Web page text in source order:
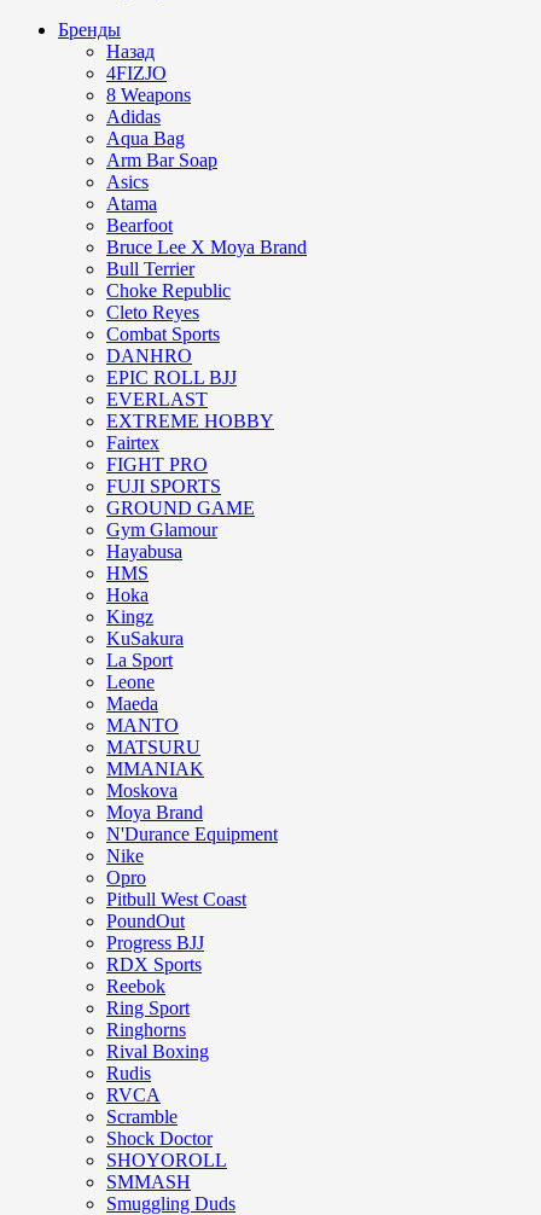
Бренды
Назад
4FIZJO
8 Weapons
Adidas
Aqua Bag
Arm Bar Soap
Asics
Atama
Bearfoot
Bruce Lee X Moya Brand
Bull Terrier
Choke Republic
Cleto Reyes
Combat Sports
DANHRO
EPIC ROLL BJJ
EVERLAST
EXTREME HOBBY
Fairtex
FIGHT PRO
FUJI SPORTS
GROUND GAME
Gym Glamour
Hayabusa
HMS
Hoka
Kingz
KuSakura
La Sport
Leone
Maeda
MANTO
MATSURU
MMANIAK
Moskova
Moya Brand
N'Durance Equipment
Nike
Opro
Pitbull West Coast
PoundOut
Progress BJJ
RDX Sports
Reebok
Ring Sport
Ringhorns
Rival Boxing
Rudis
RVCA
Scramble
Shock Doctor
SHOYOROLL
SMMASH
Smuggling Duds